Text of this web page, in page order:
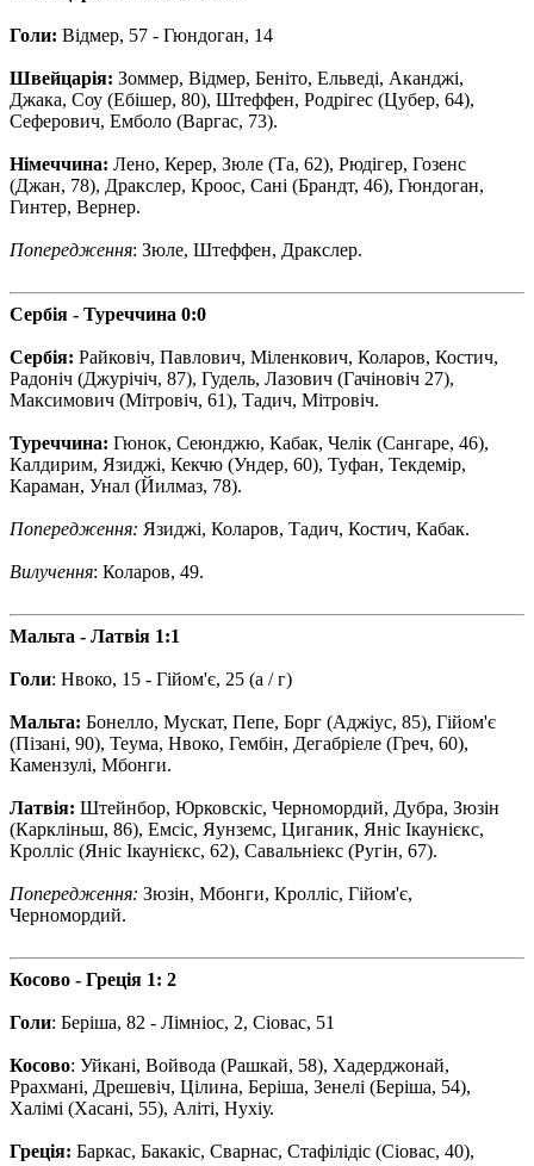
Голи: Відмер, 57 - Гюндоган, 14
Швейцарія: Зоммер, Відмер, Беніто, Ельведі, Аканджі,
Джака, Соу (Ебішер, 80), Штеффен, Родрігес (Цубер, 64),
Сеферович, Емболо (Варгас, 73).
Німеччина: Лено, Керер, Зюле (Та, 62), Рюдігер, Гозенс
(Джан, 78), Дракслер, Кроос, Сані (Брандт, 46), Гюндоган,
Гинтер, Вернер.
Попередження: Зюле, Штеффен, Дракслер.
Сербія - Туреччина 0:0
Сербія: Райковіч, Павлович, Міленкович, Коларов, Костич,
Радоніч (Джурічіч, 87), Гудель, Лазович (Гачіновіч 27),
Максимович (Мітровіч, 61), Тадич, Мітровіч.
Туреччина: Гюнок, Сеюнджю, Кабак, Челік (Сангаре, 46),
Калдирим, Язиджі, Кекчю (Ундер, 60), Туфан, Текдемір,
Караман, Унал (Йилмаз, 78).
Попередження: Язиджі, Коларов, Тадич, Костич, Кабак.
Вилучення: Коларов, 49.
Мальта - Латвія 1:1
Голи: Нвоко, 15 - Гійом'є, 25 (а / г)
Мальта: Бонелло, Мускат, Пепе, Борг (Аджіус, 85), Гійом'є
(Пізані, 90), Теума, Нвоко, Гембін, Дегабріеле (Греч, 60),
Камензулі, Мбонги.
Латвія: Штейнбор, Юрковскіс, Черномордий, Дубра, Зюзін
(Каркліньш, 86), Емсіс, Яунземс, Циганик, Яніс Ікаунієкс,
Кролліс (Яніс Ікаунієкс, 62), Савальніекс (Ругін, 67).
Попередження: Зюзін, Мбонги, Кролліс, Гійом'є,
Черномордий.
Косово - Греція 1: 2
Голи: Беріша, 82 - Лімніос, 2, Сіовас, 51
Косово: Уйкані, Войвода (Рашкай, 58), Хадерджонай,
Ррахмані, Дрешевіч, Цілина, Беріша, Зенелі (Беріша, 54),
Халімі (Хасані, 55), Аліті, Нухіу.
Греція: Баркас, Бакакіс, Сварнас, Стафілідіс (Сіовас, 40),